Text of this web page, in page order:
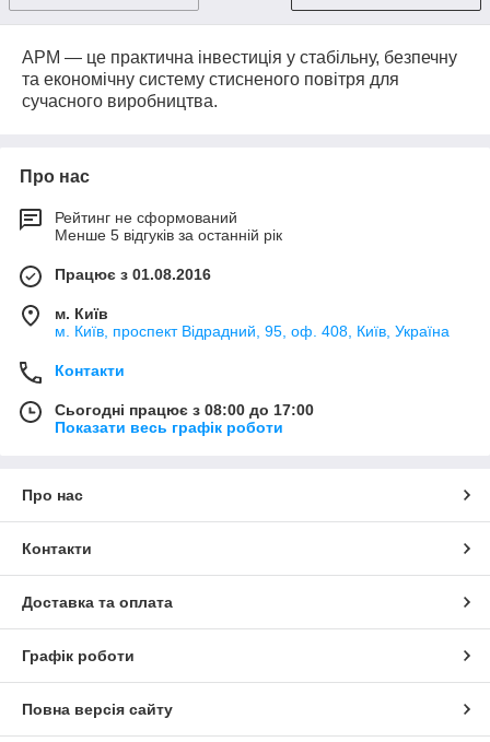
APM — це практична інвестиція у стабільну, безпечну
та економічну систему стисненого повітря для
сучасного виробництва.
Про нас
Рейтинг не сформований
Менше 5 відгуків за останній рік
Працює з 01.08.2016
м. Київ
м. Київ, проспект Відрадний, 95, оф. 408, Київ, Україна
Контакти
Сьогодні працює з 08:00 до 17:00
Показати весь графік роботи
Про нас
Контакти
Доставка та оплата
Графік роботи
Повна версія сайту